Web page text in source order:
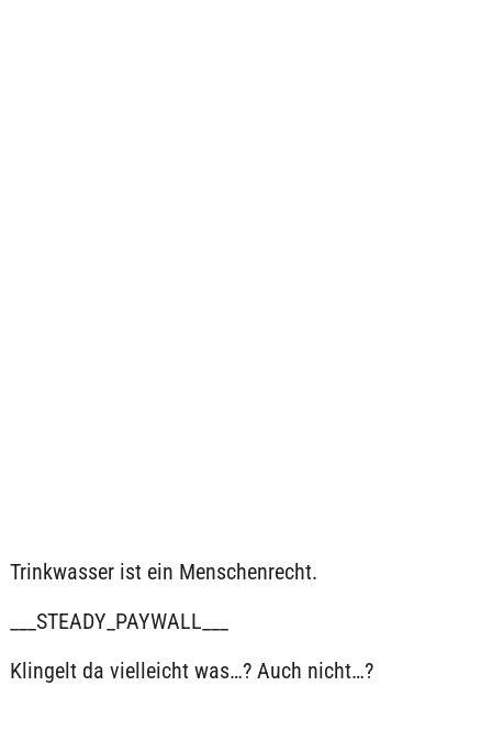
Trinkwasser ist ein Menschenrecht.
___STEADY_PAYWALL___
Klingelt da vielleicht was…? Auch nicht…?